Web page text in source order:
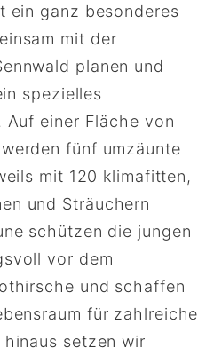
ein ganz besonderes
mit der
planen und
spezielles
einer Fläche von
fünf umzäunte
mit 120 klimafitten,
und Sträuchern
schützen die jungen
vor dem
und schaffen
für zahlreiche
setzen wir